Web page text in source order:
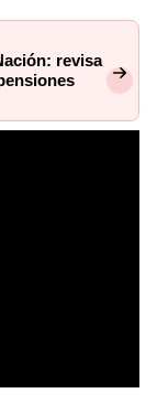
revisa